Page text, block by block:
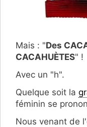
Mais : "Des
CACAHUÈTES" !
Avec un "h".
Quelque soit la
féminin se
Nous venant de